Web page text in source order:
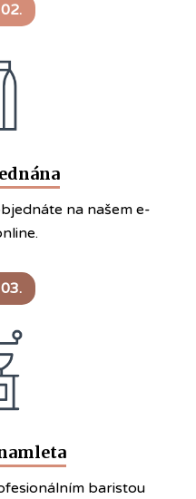
na našem e-
baristou